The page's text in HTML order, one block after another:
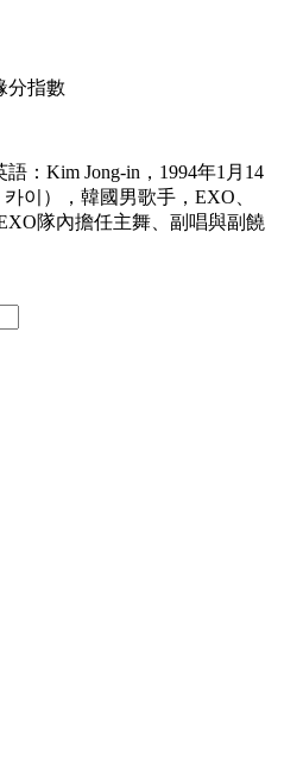
分指數
：Kim Jong-in，1994年1月14
이），韓國男歌手，EXO、
隊內擔任主舞、副唱與副饒